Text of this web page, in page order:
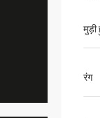
मुड़ी
रंग